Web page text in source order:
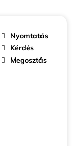
Nyomtatás
Kérdés
Megosztás